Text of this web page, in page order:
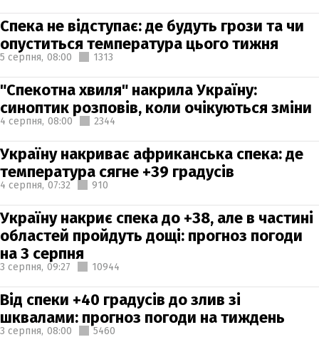
Спека не відступає: де будуть грози та чи
опуститься температура цього тижня
5 серпня, 08:00 1313
"Спекотна хвиля" накрила Україну:
синоптик розповів, коли очікуються зміни
4 серпня, 08:00 2344
Україну накриває африканська спека: де
температура сягне +39 градусів
4 серпня, 07:32 910
Україну накриє спека до +38, але в частині
областей пройдуть дощі: прогноз погоди
на 3 серпня
3 серпня, 09:27 10944
Від спеки +40 градусів до злив зі
шквалами: прогноз погоди на тиждень
3 серпня, 08:00 5460